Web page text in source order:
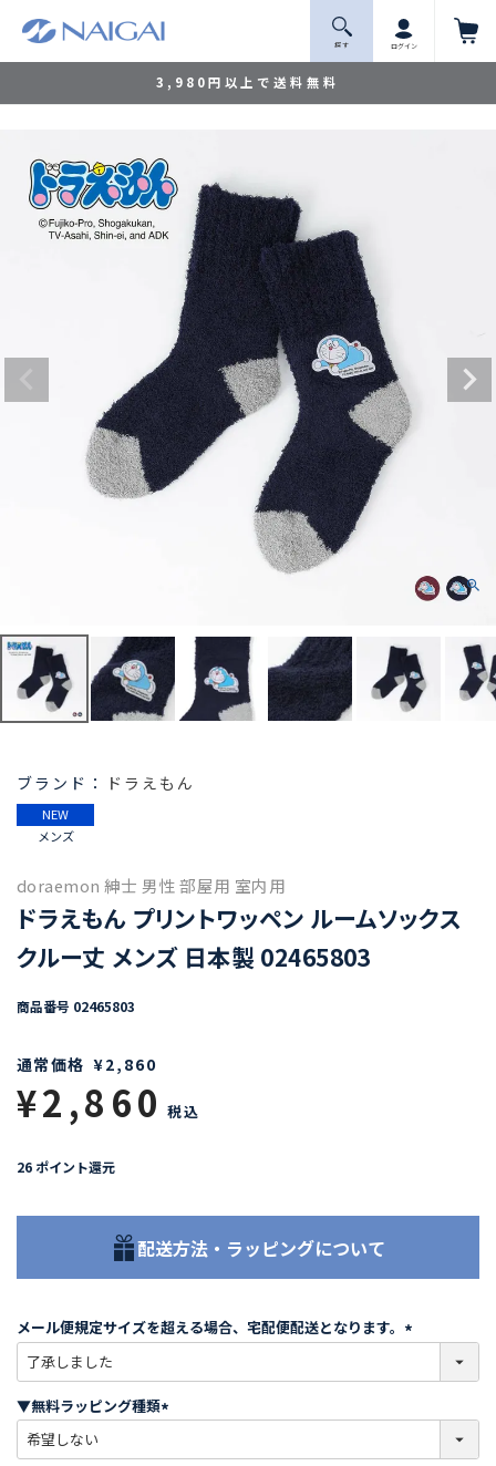
3,980円以上で送料無料
探 す ログイン
ドラえもん
NEW
メンズ
doraemon 紳士 男性 部屋用 室内用
ドラえもん プリントワッペン ルームソックス
クルー丈 メンズ 日本製 02465803
商品番号 02465803
通常価格 ¥2,860
¥2,860 税込
26 ポイント還元
配送方法・ラッピングについて
メール便規定サイズを超える場合、宅配便配送となります。
必
)
▼無料ラッピング種類
必